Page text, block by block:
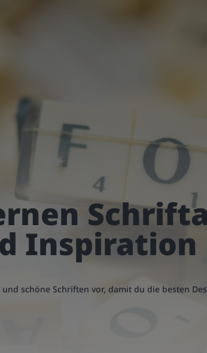
Inspiration
schöne Schriften vor, damit du die besten